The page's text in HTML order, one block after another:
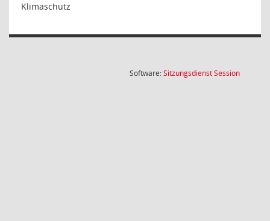
Klimaschutz
Software:SitzungsdienstSession(Wird in